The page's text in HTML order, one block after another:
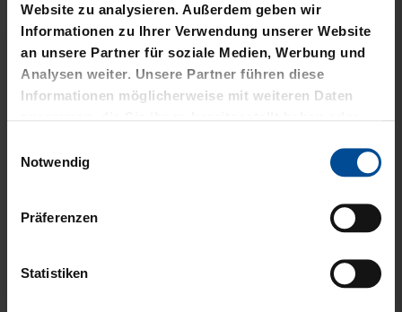
Website zu analysieren. Außerdem geben wir
Informationen zu Ihrer Verwendung unserer Website
an unsere Partner für soziale Medien, Werbung und
Analysen weiter. Unsere Partner führen diese
Informationen möglicherweise mit weiteren Daten
gesammelt haben.
Notwendig
Präferenzen
Statistiken